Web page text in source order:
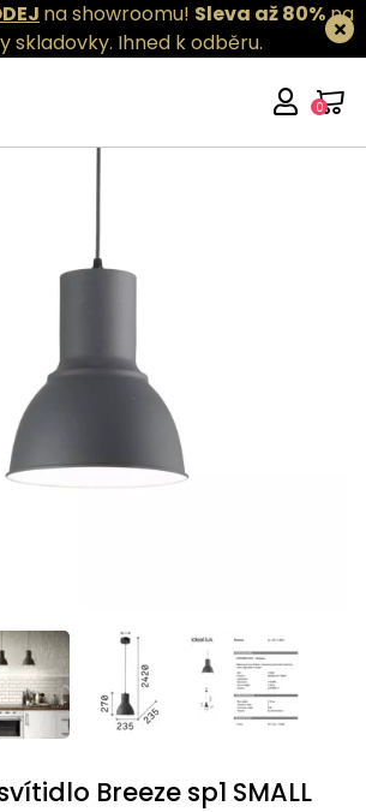
na showroomu! Sleva až 80%na
skladovky. Ihned k odběru.
0
Breeze sp1 SMALL